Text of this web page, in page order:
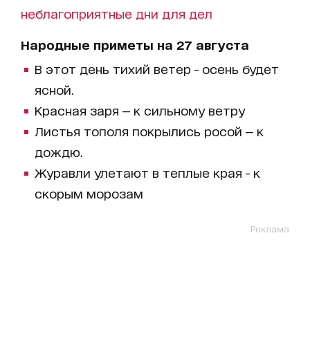
неблагоприятные дни для дел
Народные приметы на 27 августа
В этот день тихий ветер - осень будет
ясной.
Красная заря — к сильному ветру
Листья тополя покрылись росой — к
дождю.
Журавли улетают в теплые края - к
скорым морозам
Реклама